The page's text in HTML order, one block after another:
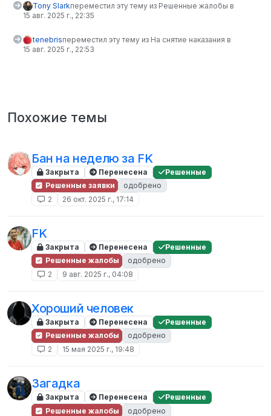
Tony Slarkпереместил эту тему из Решенные жалобы в
15 авг. 2025 г., 22:35
tenebrisпереместил эту тему из На снятие наказания в
15 авг. 2025 г., 22:53
Похожие темы
Бан на неделю за FK
Закрыта Перенесена
Решенные
Решенные заявки
одобрено
2
26 окт. 2025 г., 17:14
FK
Закрыта Перенесена
Решенные
Решенные жалобы
одобрено
2
9 авг. 2025 г., 04:08
Хороший человек
Закрыта Перенесена
Решенные
Решенные жалобы
одобрено
2
15 мая 2025 г., 19:48
Загадка
Закрыта Перенесена
Решенные
Решенные жалобы
одобрено